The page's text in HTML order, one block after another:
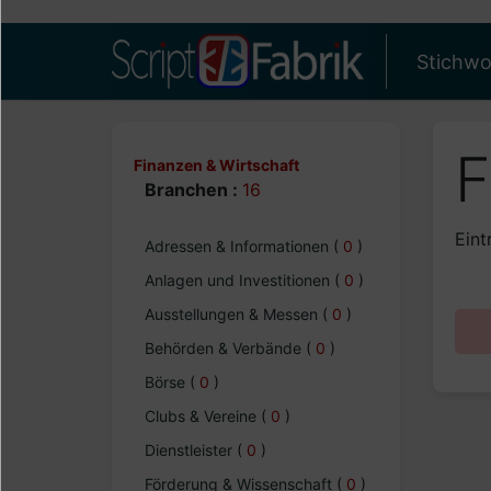
Finanzen & Wirtschaft
Branchen : 16
Adressen & Informationen ( 0 )
Anlagen und Investitionen ( 0 )
Ausstellungen & Messen ( 0 )
Behörden & Verbände ( 0 )
Börse ( 0 )
Clubs & Vereine ( 0 )
Dienstleister ( 0 )
Förderung & Wissenschaft ( 0 )